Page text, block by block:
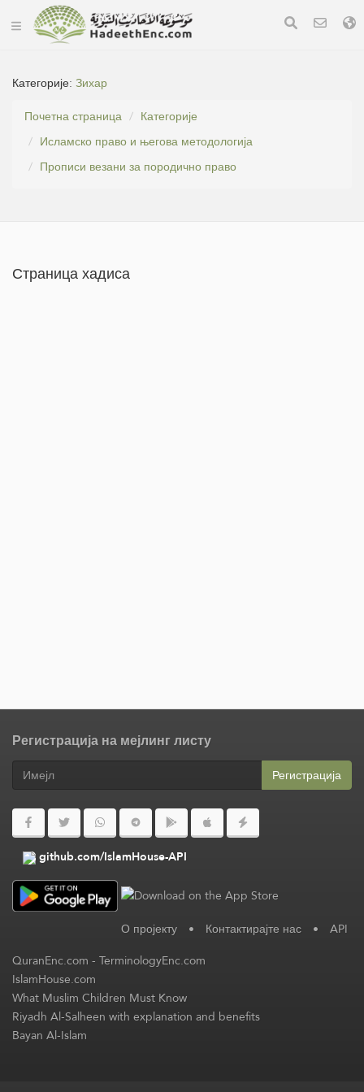
Категорије:Зихар
Почетна страница
Категорије
Исламско право и његова методологија
Прописи везани за породично право
Страница хадиса
Регистрација на мејлинг листу
Регистрација
github.com/IslamHouse-API
О пројекту • Контактирајте нас • API
QuranEnc.com-TerminologyEnc.com
IslamHouse.com
What Muslim Children Must Know
Riyadh Al-Salheen with explanation and benefits
Bayan Al-Islam